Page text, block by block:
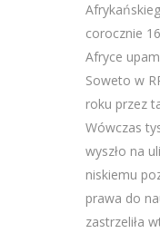
corocznie
Afryce
Soweto w
roku przez
Wówczas
wyszło na
niskiemu
prawa do
zastrzeliła